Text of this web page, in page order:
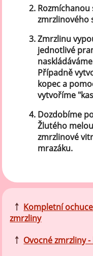
zmrzlinového
Zmrzlinu
jednotlivé
Případně
kopec a
vytvoříme
Dozdobíme
Žlutého
zmrzlinové
mrazáku.
￪ Kompletní
zmrzliny
￪ Ovocné zmrzliny